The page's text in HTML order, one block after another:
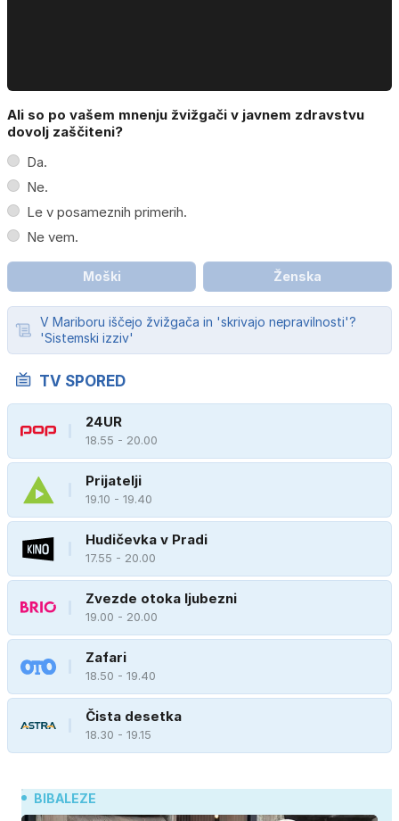
Ali so po vašem mnenju žvižgači v javnem zdravstvu
dovolj zaščiteni?
Da.
Ne.
Le v posameznih primerih.
Ne vem.
Moški Ženska
V Mariboru iščejo žvižgača in 'skrivajo nepravilnosti'?
'Sistemski izziv'
TV SPORED
24UR
18.55 - 20.00
Prijatelji
19.10 - 19.40
Hudičevka v Pradi
17.55 - 20.00
Zvezde otoka ljubezni
19.00 - 20.00
Zafari
18.50 - 19.40
Čista desetka
18.30 - 19.15
BIBALEZE